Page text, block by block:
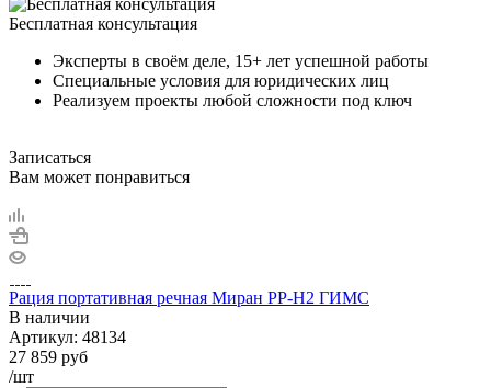
Бесплатная консультация
Эксперты в своём деле, 15+ лет успешной работы
Специальные условия для юридических лиц
Реализуем проекты любой сложности под ключ
Записаться
Вам может понравиться
Рация портативная речная Миран РР-Н2 ГИМС
В наличии
Артикул: 48134
27 859 руб
/шт